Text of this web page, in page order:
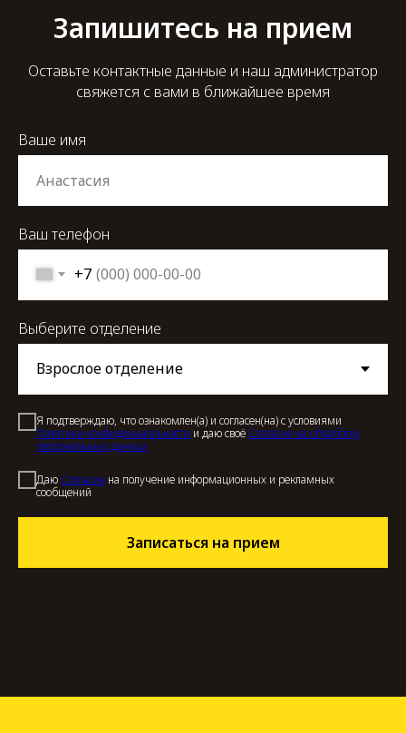
Запишитесь на прием
Оставьте контактные данные и наш администратор
свяжется с вами в ближайшее время
Ваше имя
Ваш телефон
+7
Выберите отделение
Я подтверждаю, что ознакомлен(а) и согласен(на) с условиями
Политики конфиденциальности и даю своё Согласие на обработку
персональных данных
Даю Cогласие на получение информационных и рекламных
сообщений
Записаться на прием